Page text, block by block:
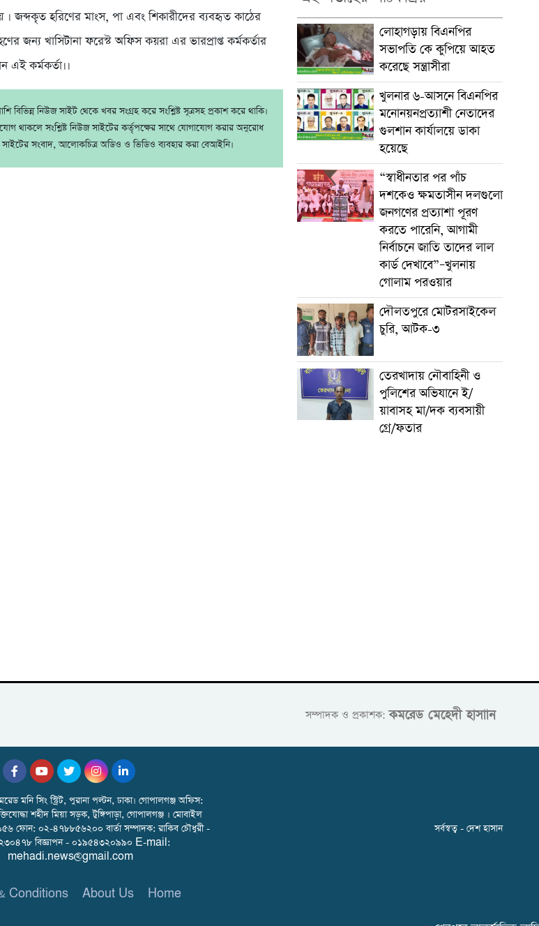
। জব্দকৃত হরিণের মাংস, পা এবং শিকারীদের ব্যবহৃত কাঠের
জন্য খাসিটানা ফরেস্ট অফিস কয়রা এর ভারপ্রাপ্ত কর্মকর্তার
এই কর্মকর্তা।।
বিভিন্ন নিউজ সাইট থেকে খবর সংগ্রহ করে সংশ্লিষ্ট সূত্রসহ প্রকাশ করে থাকি।
থাকলে সংশ্লিষ্ট নিউজ সাইটের কর্তৃপক্ষের সাথে যোগাযোগ করার অনুরোধ
সংবাদ, আলোকচিত্র অডিও ও ভিডিও ব্যবহার করা বেআইনি।
লোহাগড়ায় বিএনপির
সভাপতি কে কুপিয়ে আহত
করেছে সন্ত্রাসীরা
খুলনার ৬-আসনে বিএনপির
মনোনয়নপ্রত্যাশী নেতাদের
গুলশান কার্যালয়ে ডাকা
হয়েছে
“স্বাধীনতার পর পাঁচ
দশকেও ক্ষমতাসীন দলগুলো
জনগণের প্রত্যাশা পূরণ
করতে পারেনি, আগামী
নির্বাচনে জাতি তাদের লাল
কার্ড দেখাবে”–খুলনায়
গোলাম পরওয়ার
দৌলতপুরে মোটরসাইকেল
চুরি, আটক-৩
তেরখাদায় নৌবাহিনী ও
পুলিশের অভিযানে ই/
য়াবাসহ মা/দক ব্যবসায়ী
গ্রে/ফতার
সম্পাদক ও প্রকাশক:কমরেড মেহেদী হাসাান
মনি সিং স্ট্রিট, পুরানা পল্টন, ঢাকা। গোপালগঞ্জ অফিস:
শহীদ মিয়া সড়ক, টুঙ্গিপাড়া, গোপালগঞ্জ । মোবাইল
ফোন: ০২-৪৭৮৮৫৬২০০ বার্তা সম্পাদক: রাকিব চৌধুরী -
বিজ্ঞাপন - ০১৯৫৪৩২০৯৯০ E-mail:
mehadi.news@gmail.com
Conditions About Us Home
সর্বস্বত্ব - দেশ হাসান